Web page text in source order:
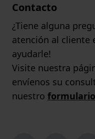
Contacto
¿Tiene alguna
atención al cliente
ayudarle!
Visite nuestra
envíenos su
nuestro